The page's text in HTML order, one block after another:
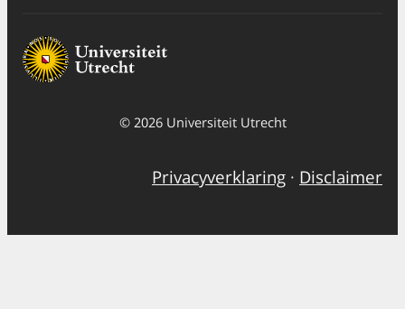
© 2026 Universiteit Utrecht
Privacyverklaring · Disclaimer